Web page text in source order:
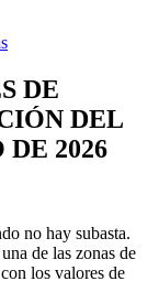
DE
DEL
DE 2026
no hay subasta.
de las zonas de
los valores de